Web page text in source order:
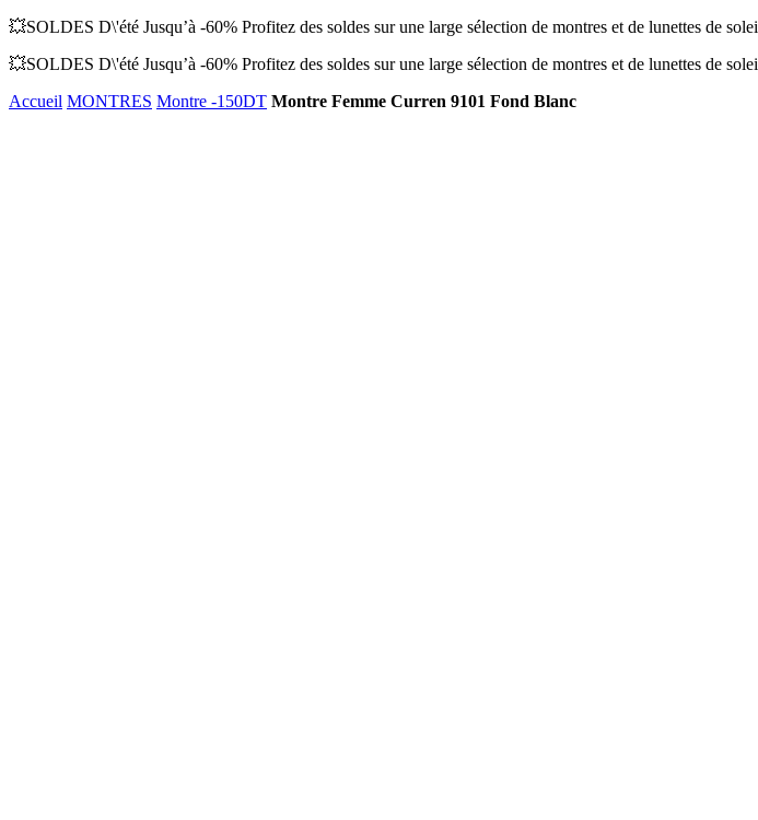
💥SOLDES D\'été Jusqu’à -60% Profitez des soldes sur une large sélection de montres et de lunettes de
💥SOLDES D\'été Jusqu’à -60% Profitez des soldes sur une large sélection de montres et de lunettes de
Accueil MONTRES Montre -150DT Montre Femme Curren 9101 Fond Blanc